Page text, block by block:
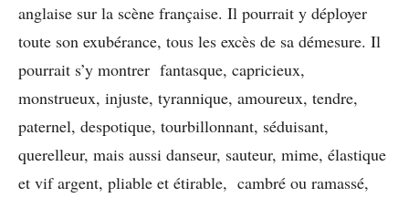
anglaise sur la scène française. Il pourrait y déployer
toute son exubérance, tous les excès de sa démesure. Il
pourrait s’y montrer fantasque, capricieux,
monstrueux, injuste, tyrannique, amoureux, tendre,
paternel, despotique, tourbillonnant, séduisant,
querelleur, mais aussi danseur, sauteur, mime, élastique
et vif argent, pliable et étirable, cambré ou ramassé,